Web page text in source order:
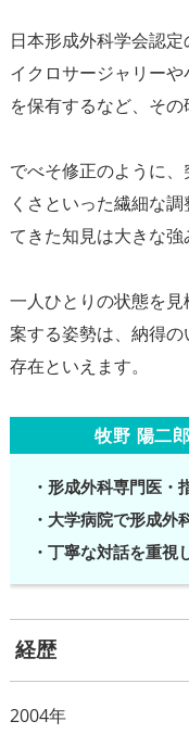
日本形成外科学会認
イクロサージャリー
を保有するなど、その
でべそ修正のように
くさといった繊細な
てきた知見は大きな強
一人ひとりの状態を
案する姿勢は、納得
牧野 陽二
・形成外科専門医・
・大学病院で形成外
・丁寧な対話を重視
経歴
2004年